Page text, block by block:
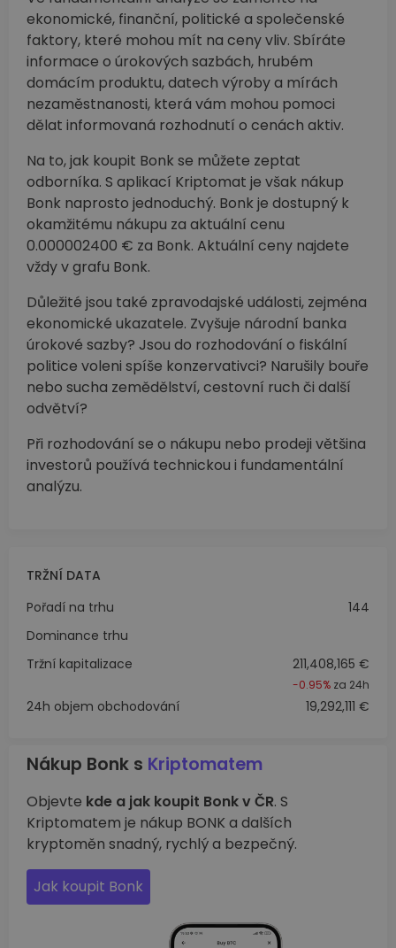
ekonomické, finanční, politické a společenské
faktory, které mohou mít na ceny vliv. Sbíráte
informace o úrokových sazbách, hrubém
domácím produktu, datech výroby a mírách
nezaměstnanosti, která vám mohou pomoci
dělat informovaná rozhodnutí o cenách aktiv.
Na to, jak koupit Bonk se můžete zeptat
odborníka. S aplikací Kriptomat je však nákup
Bonk naprosto jednoduchý. Bonk je dostupný k
okamžitému nákupu za aktuální cenu
0.000002400 € za Bonk. Aktuální ceny najdete
vždy v grafu Bonk.
Důležité jsou také zpravodajské události, zejména
ekonomické ukazatele. Zvyšuje národní banka
úrokové sazby? Jsou do rozhodování o fiskální
politice voleni spíše konzervativci? Narušily bouře
nebo sucha zemědělství, cestovní ruch či další
odvětví?
Při rozhodování se o nákupu nebo prodeji většina
investorů používá technickou i fundamentální
analýzu.
TRŽNÍ DATA
Pořadí na trhu
144
Dominance trhu
Tržní kapitalizace
211,408,165 €
-0.95% za 24h
24h objem obchodování 19,292,111 €
Nákup Bonk s Kriptomatem
Objevte kde a jak koupit Bonk v ČR. S
Kriptomatem je nákup BONK a dalších
kryptoměn snadný, rychlý a bezpečný.
Jak koupit Bonk